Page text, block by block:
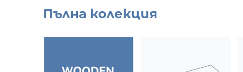
Пълна колекция